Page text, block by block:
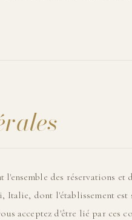
l'ensemble des réservations et
Italie, dont l'établissement est
acceptez d'être lié par ces